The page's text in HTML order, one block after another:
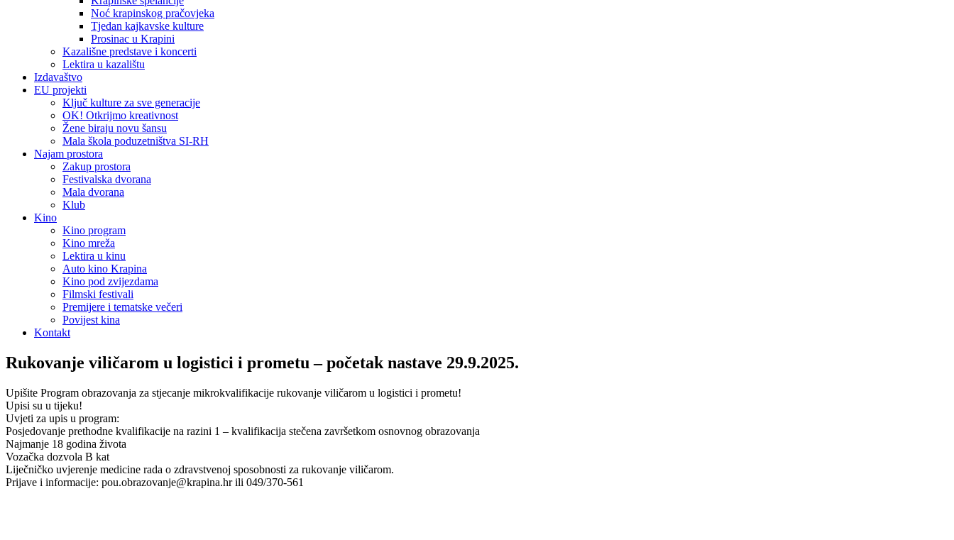
Noć krapinskog pračovjeka
Tjedan kajkavske kulture
Prosinac u Krapini
Kazališne predstave i koncerti
Lektira u kazalištu
Izdavaštvo
EU projekti
Ključ kulture za sve generacije
OK! Otkrijmo kreativnost
Žene biraju novu šansu
Mala škola poduzetništva SI-RH
Najam prostora
Zakup prostora
Festivalska dvorana
Mala dvorana
Klub
Kino
Kino program
Kino mreža
Lektira u kinu
Auto kino Krapina
Kino pod zvijezdama
Filmski festivali
Premijere i tematske večeri
Povijest kina
Kontakt
Rukovanje viličarom u logistici i prometu – početak nastave 29.9.2025.
Upišite Program obrazovanja za stjecanje mikrokvalifikacije rukovanje viličarom u logistici i prometu!
Upisi su u tijeku!
Uvjeti za upis u program:
Posjedovanje prethodne kvalifikacije na razini 1 – kvalifikacija stečena završetkom osnovnog obrazovanja
Najmanje 18 godina života
Vozačka dozvola B kat
Liječničko uvjerenje medicine rada o zdravstvenoj sposobnosti za rukovanje viličarom.
Prijave i informacije: pou.obrazovanje@krapina.hr ili 049/370-561